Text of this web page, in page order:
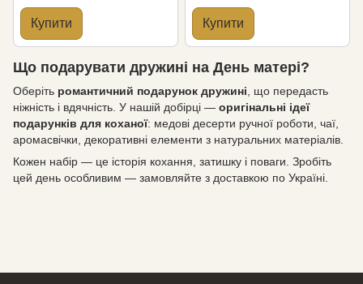
Купити Купити
Що подарувати дружині на День матері?
Оберіть романтичний подарунок дружині, що передасть
ніжність і вдячність. У нашій добірці — оригінальні ідеї
подарунків для коханої: медові десерти ручної роботи, чаї,
аромасвічки, декоративні елементи з натуральних матеріалів.
Кожен набір — це історія кохання, затишку і поваги. Зробіть
цей день особливим — замовляйте з доставкою по Україні.